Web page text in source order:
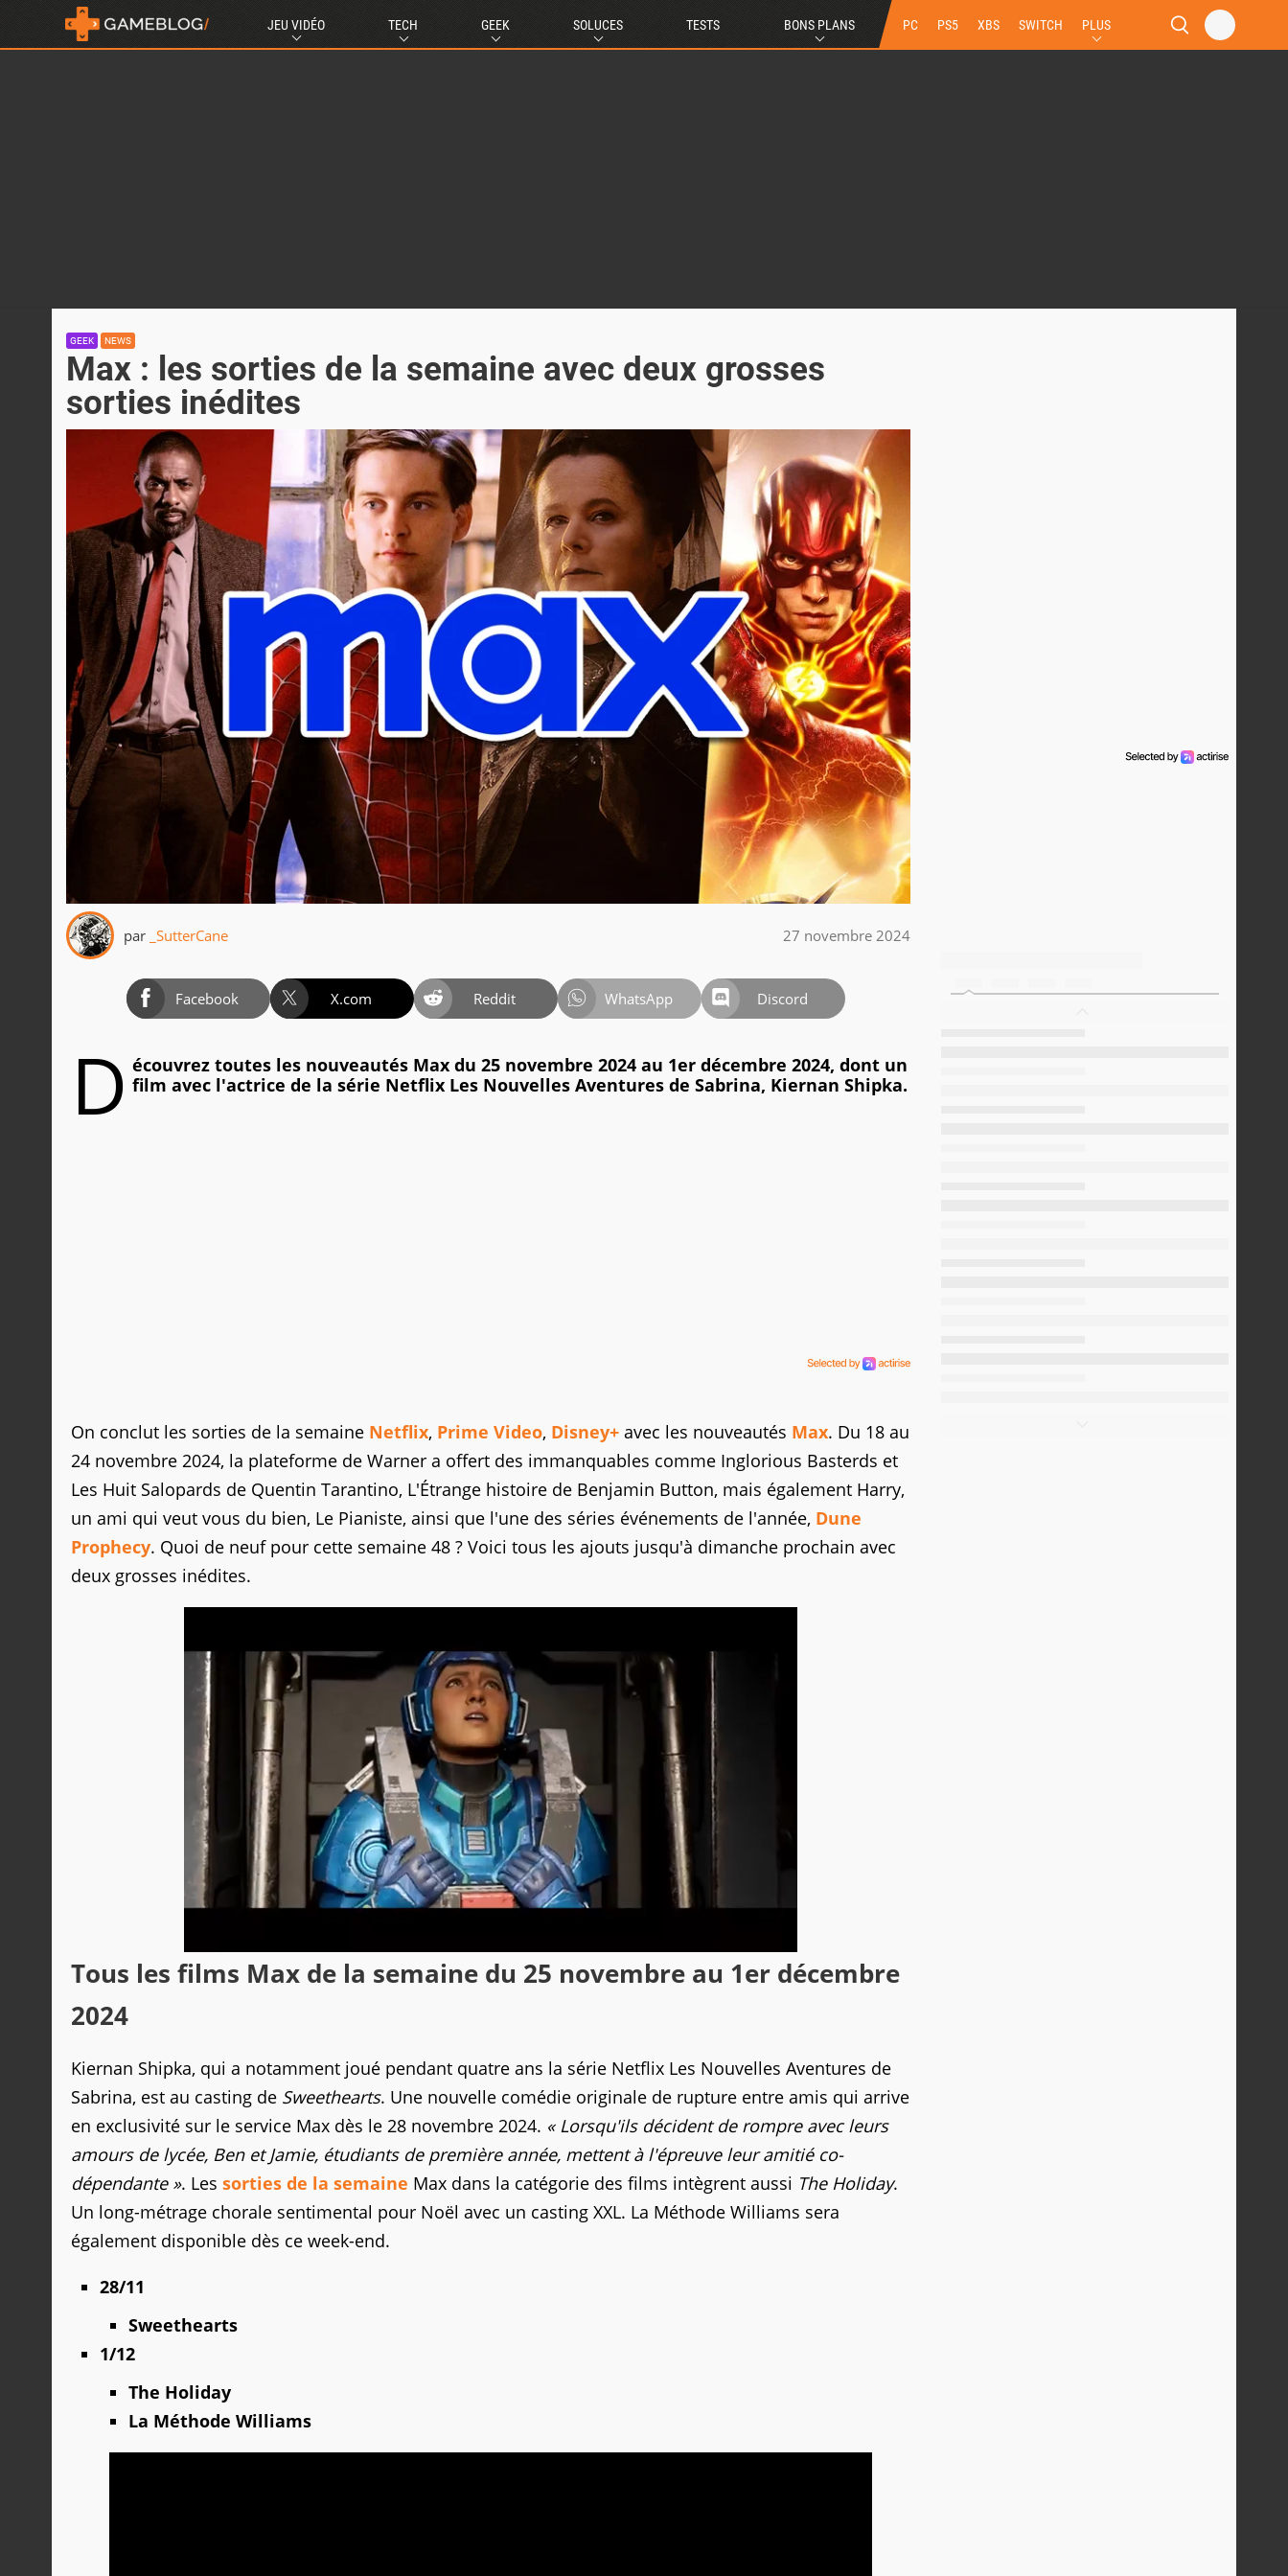
JEU VIDÉO TECH GEEK SOLUCES TESTS BONS PLANS PC PS5 XBS SWITCH PLUS
GEEK NEWS
Max : les sorties de la semaine avec deux grosses
sorties inédites
par _SutterCane 27 novembre 2024
Facebook X.com Reddit WhatsApp Discord
D écouvrez toutes les nouveautés Max du 25 novembre 2024 au 1er décembre 2024, dont un
film avec l'actrice de la série Netflix Les Nouvelles Aventures de Sabrina, Kiernan Shipka.
On conclut les sorties de la semaine Netflix, Prime Video, Disney+ avec les nouveautés Max. Du 18 au
24 novembre 2024, la plateforme de Warner a offert des immanquables comme Inglorious Basterds et
Les Huit Salopards de Quentin Tarantino, L'Étrange histoire de Benjamin Button, mais également Harry,
un ami qui veut vous du bien, Le Pianiste, ainsi que l'une des séries événements de l'année, Dune
Prophecy. Quoi de neuf pour cette semaine 48 ? Voici tous les ajouts jusqu'à dimanche prochain avec
deux grosses inédites.
Tous les films Max de la semaine du 25 novembre au 1er décembre
2024
Kiernan Shipka, qui a notamment joué pendant quatre ans la série Netflix Les Nouvelles Aventures de
Sabrina, est au casting de Sweethearts. Une nouvelle comédie originale de rupture entre amis qui arrive
en exclusivité sur le service Max dès le 28 novembre 2024. « Lorsqu'ils décident de rompre avec leurs
amours de lycée, Ben et Jamie, étudiants de première année, mettent à l'épreuve leur amitié co-
dépendante ». Les sorties de la semaine Max dans la catégorie des films intègrent aussi The Holiday.
Un long-métrage chorale sentimental pour Noël avec un casting XXL. La Méthode Williams sera
également disponible dès ce week-end.
28/11
Sweethearts
1/12
The Holiday
La Méthode Williams